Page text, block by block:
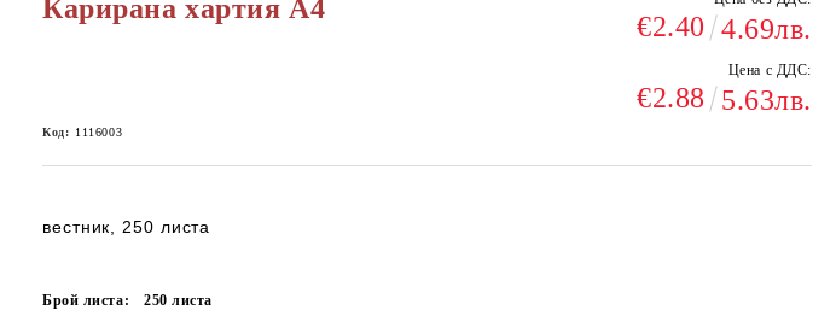
Карирана хартия A4
€2.40 4.69лв.
Цена с ДДС:
€2.88 5.63лв.
Код: 1116003
вестник, 250 листа
Брой листа: 250листа